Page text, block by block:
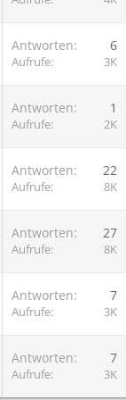
Antworten 6
Aufrufe 3K
Antworten 1
Aufrufe 2K
Antworten 22
Aufrufe 8K
Antworten 27
Aufrufe 8K
Antworten 7
Aufrufe 3K
Antworten 7
Aufrufe 3K